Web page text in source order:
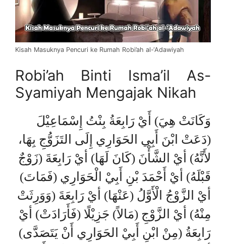
Kisah Masuknya Pencuri ke Rumah Robi’ah al-‘Adawiyah
Robi’ah Binti Isma’il As-
Syamiyah Mengajak Nikah
وَكَانَتْ هِيَ) أَيْ رَابِعَةُ بِنْتُ إِسْمَاعِيْلَ
(دَعَتْ ابْنَ أَبِي الحَوَارِي إِلَى التَزَوُّجِ بِهَا،
لأَنَّهُ) أيْ الشَّأْنَ (كَانَ لَهَا) أيْ رَابِعَةَ (زَوْجٌ
قَبْلَهُ) أيْ أَحْمَدَ بْنِ أَبِيْ الْحَوَارِي (فَمَاتَ)
أيْ الزَّوْجُ الْأَوَّلُ (عَنْهَا) أيْ رَابِعَةَ (وَوَرِثَتْ
مِنْهُ) أيْ الزَّوْجِ (مَالاً) جَزِيْلًا (فَأَرَادَتْ) أيْ
رَابِعَةُ (مِنْ ابْنِ أَبِيْ الحَوَارِي أَنْ يَتَصَدَّى)